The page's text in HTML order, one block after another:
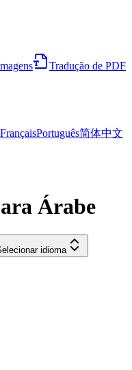
Tradução de PDF
FrançaisPortuguês简体中文
Árabe
idioma